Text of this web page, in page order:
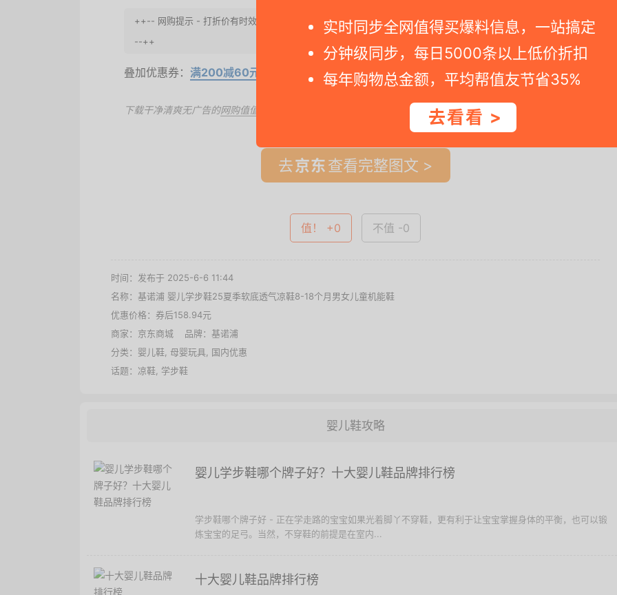
实时同步全网值得买爆料信息，一站搞定
分钟级同步，每日5000条以上低价折扣
每年购物总金额，平均帮值友节省35%
去看看 >
++-- 网购提示 - 打折价有时效性，请赶紧动手。若是您点击京东商品网址看到标价已变，那说明折扣价完结了.
--++
叠加优惠券： 满200减60元
下载干净清爽无广告的网购值值值App ，第一时间得到内部特价；点此 领取隐藏优惠券 ，先领券再下单。
去 查看完整图文 >
值！ +0 不值 -0
时间：发布于 2025-6-6 11:44
名称： 基诺浦 婴儿学步鞋25夏季软底透气凉鞋8-18个月男女儿童机能鞋
优惠价格： 券后158.94元
商家： 京东商城 品牌： 基诺浦
分类： 婴儿鞋 母婴玩具 国内优惠
话题： 凉鞋 学步鞋
婴儿鞋攻略
婴儿学步鞋哪个牌子好？十大婴儿鞋品牌排行榜
学步鞋哪个牌子好 - 正在学走路的宝宝如果光着脚丫不穿鞋，更有利于让宝宝掌握身体的平衡，也可以锻
炼宝宝的足弓。当然，不穿鞋的前提是在室内...
十大婴儿鞋品牌排行榜